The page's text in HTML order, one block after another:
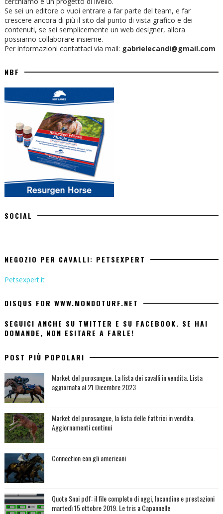
Se sei un editore o vuoi entrare a far parte del team, e far
crescere ancora di più il sito dal punto di vista grafico e dei
contenuti, se sei semplicemente un web designer, allora
possiamo collaborare insieme.
Per informazioni contattaci via mail: gabrielecandi@gmail.com
NBF
SOCIAL
NEGOZIO PER CAVALLI: PETSEXPERT
Petsexpert.it
DISQUS FOR WWW.MONDOTURF.NET
SEGUICI ANCHE SU TWITTER E SU FACEBOOK. SE HAI
DOMANDE, NON ESITARE A FARLE!
POST PIÙ POPOLARI
Market del purosangue. La lista dei cavalli in vendita. Lista
aggiornata al 21 Dicembre 2023
Market del purosangue, la lista delle fattrici in vendita.
Aggiornamenti continui
Connection con gli americani
Quote Snai pdf: il file completo di oggi, locandine e prestazioni
martedì 15 ottobre 2019. Le tris a Capannelle